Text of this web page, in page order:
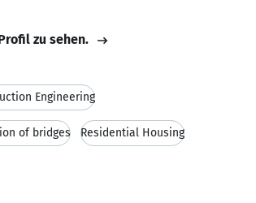
zu sehen.
Engineering
of bridges Residential Housing